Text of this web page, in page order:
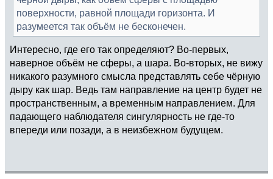
поверхности, равной площади горизонта. И
разумеется так объём не бесконечен.
Интересно, где его так определяют? Во-первых,
наверное объём не сферы, а шара. Во-вторых, не вижу
никакого разумного смысла представлять себе чёрную
дыру как шар. Ведь там направление на центр будет не
пространственным, а временным направлением. Для
падающего наблюдателя сингулярность не где-то
впереди или позади, а в неизбежном будущем.